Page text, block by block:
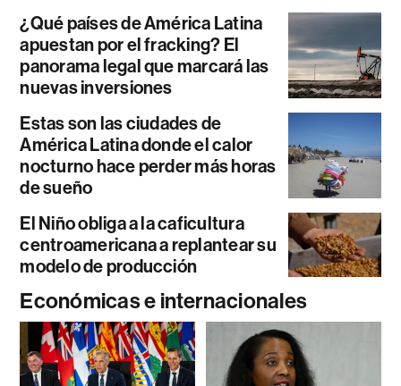
¿Qué países de América Latina
apuestan por el fracking? El
panorama legal que marcará las
nuevas inversiones
Estas son las ciudades de
América Latina donde el calor
nocturno hace perder más horas
de sueño
El Niño obliga a la caficultura
centroamericana a replantear su
modelo de producción
Económicas e internacionales